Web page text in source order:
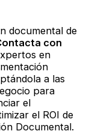
documental de
con
en
a las
para
el
el ROI de
Documental.